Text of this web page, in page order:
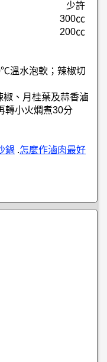
少許
300㏄
200㏄
溫水泡軟；辣椒切
、月桂葉及蒜香滷
轉小火燜煮30分
鍋 .怎麼作滷肉最好